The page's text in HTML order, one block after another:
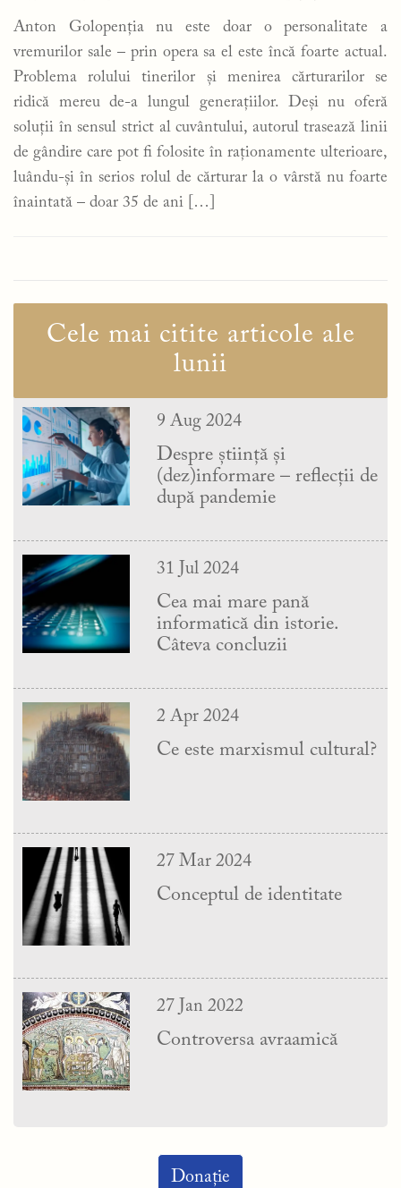
Anton Golopenția nu este doar o personalitate a
vremurilor sale – prin opera sa el este încă foarte actual.
Problema rolului tinerilor și menirea cărturarilor se
ridică mereu de-a lungul generațiilor. Deși nu oferă
soluții în sensul strict al cuvântului, autorul trasează linii
de gândire care pot fi folosite în raționamente ulterioare,
luându-și în serios rolul de cărturar la o vârstă nu foarte
înaintată – doar 35 de ani […]
Cele mai citite articole ale
lunii
9 Aug 2024
Despre știință și
(dez)informare – reflecții de
după pandemie
31 Jul 2024
Cea mai mare pană
informatică din istorie.
Câteva concluzii
2 Apr 2024
Ce este marxismul cultural?
27 Mar 2024
Conceptul de identitate
27 Jan 2022
Controversa avraamică
Donație